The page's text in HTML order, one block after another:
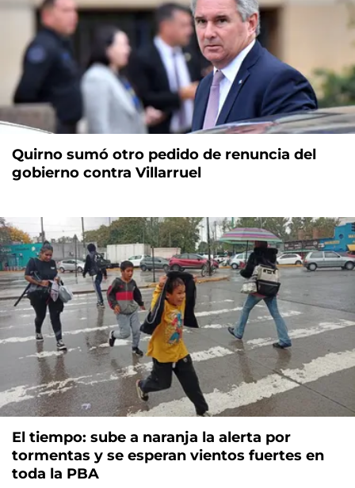
Quirno sumó otro pedido de renuncia del
gobierno contra Villarruel
El tiempo: sube a naranja la alerta por
tormentas y se esperan vientos fuertes en
toda la PBA